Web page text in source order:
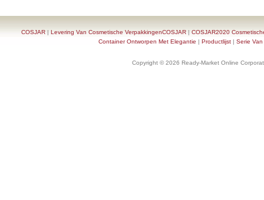
COSJAR | Levering Van Cosmetische VerpakkingenCOSJAR | COSJAR2020
Container Ontworpen Met Elegantie | Productlijst | Serie
Copyright © 2026 Ready-Market Online